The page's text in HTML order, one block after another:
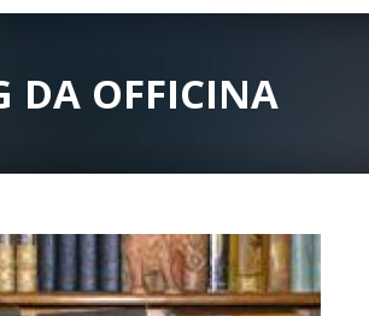
DA OFFICINA